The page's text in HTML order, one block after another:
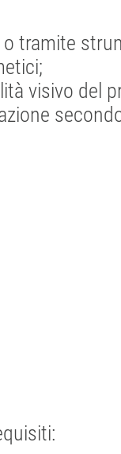
tramite
visivo del